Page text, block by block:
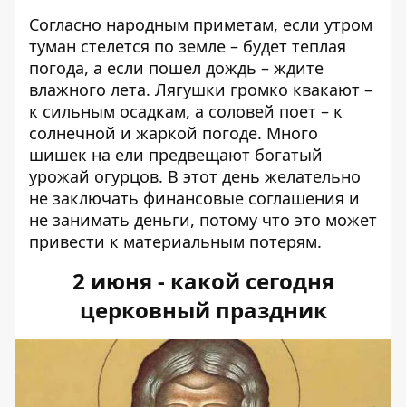
Согласно народным приметам, если утром
туман стелется по земле – будет теплая
погода, а если пошел дождь – ждите
влажного лета. Лягушки громко квакают –
к сильным осадкам, а соловей поет – к
солнечной и жаркой погоде. Много
шишек на ели предвещают богатый
урожай огурцов. В этот день желательно
не заключать финансовые соглашения и
не занимать деньги, потому что это может
привести к материальным потерям.
2 июня - какой сегодня
церковный праздник